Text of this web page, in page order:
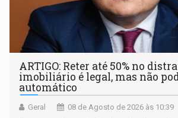
ARTIGO: Reter até 50% no
imobiliário é legal, mas não
automático
Geral 08 de Agosto de 2026 às 10:39